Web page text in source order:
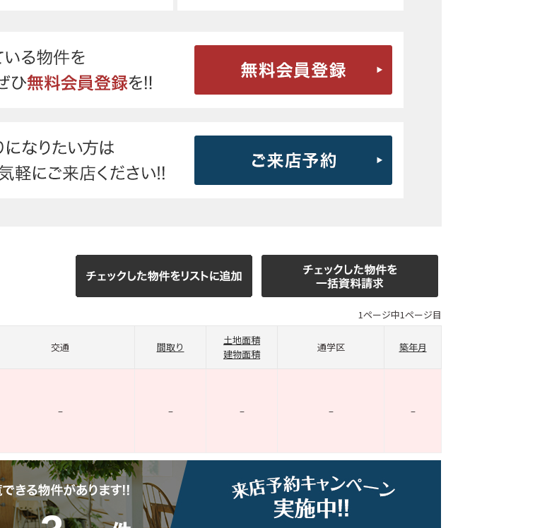
1ページ中1ページ目
交通 間取り
土地面積
建物面積
通学区 築年月
– – – – –